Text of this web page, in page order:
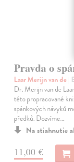
Pravda o
Laar Merijn van de |
Dr. Merijn van de
této propracované
spánkových návyků
předků. Dozvíme…
Na stiahnutie
11,00 €